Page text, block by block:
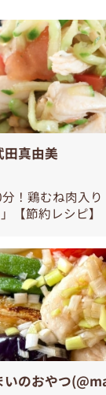
田真由美
！鶏むね肉入
【節約レシピ】
いのおやつ